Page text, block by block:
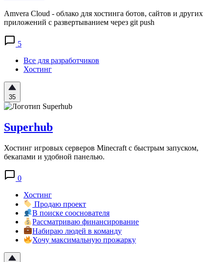
Amvera Cloud - облако для хостинга ботов, сайтов и других
приложений с развертыванием через git push
5
Все для разработчиков
Хостинг
35
Superhub
Хостинг игровых серверов Minecraft с быстрым запуском,
бекапами и удобной панелью.
0
Хостинг
Продаю проект
В поиске сооснователя
Рассматриваю финансирование
Набираю людей в команду
Хочу максимальную прожарку